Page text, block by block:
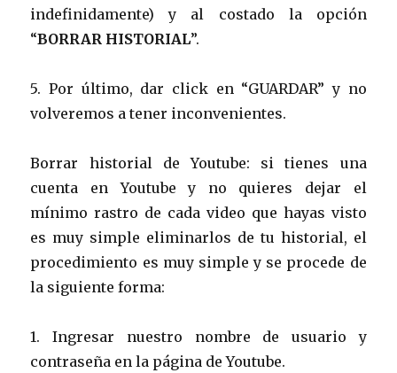
indefinidamente) y al costado la opción
“BORRAR HISTORIAL”.
5. Por último, dar click en “GUARDAR” y no
volveremos a tener inconvenientes.
Borrar historial de Youtube: si tienes una
cuenta en Youtube y no quieres dejar el
mínimo rastro de cada video que hayas visto
es muy simple eliminarlos de tu historial, el
procedimiento es muy simple y se procede de
la siguiente forma:
1. Ingresar nuestro nombre de usuario y
contraseña en la página de Youtube.